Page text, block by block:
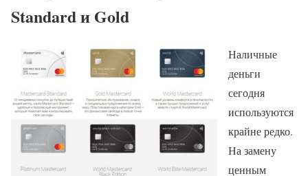
Standard и Gold
Наличные
деньги
сегодня
используются
крайне редко.
На замену
ценным